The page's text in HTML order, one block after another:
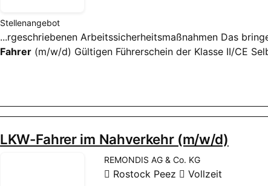
Stellenangebot
...rgeschriebenen Arbeitssicherheitsmaßnahmen Das
Fahrer (m/w/d) Gültigen Führerschein der Klasse II/CE
LKW-Fahrer im Nahverkehr (m/w/d)
REMONDIS AG & Co. KG
Rostock Peez Vollzeit